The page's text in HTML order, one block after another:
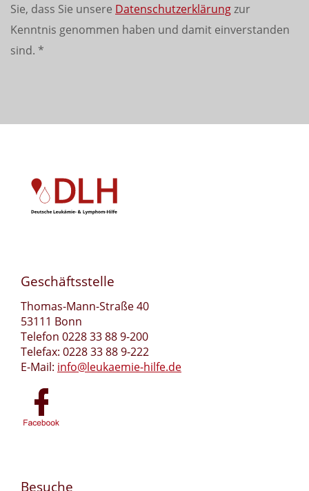
Sie, dass Sie unsere Datenschutzerklärungzur
Kenntnis genommen haben und damit einverstanden
sind. *
Geschäftsstelle
Thomas-Mann-Straße 40
53111 Bonn
Telefon 0228 33 88 9-200
Telefax: 0228 33 88 9-222
E-Mail: info@leukaemie-hilfe.de
Besuche